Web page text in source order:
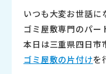
いつも大変お世話に
ゴミ屋敷専門のパー
本日は三重県四日市
ゴミ屋敷の片付けを